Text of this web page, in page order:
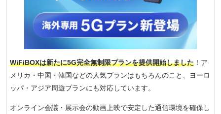
WiFiBOXは新たに5G完全無制限プランを提供開始しました ！ア
メリカ・中国・韓国などの人気プランはもちろんのこと、ヨーロ
ッパ・アジア周遊プランにも対応しています。
オンライン会議・展示会の動画上映で安定した通信環境を確保し